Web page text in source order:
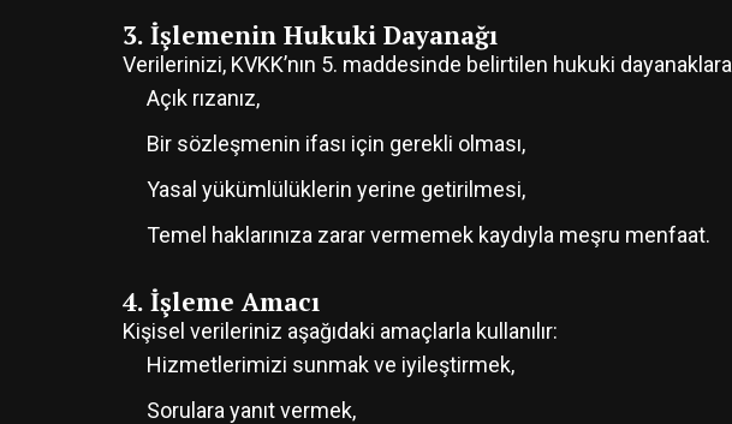
3. İşlemenin Hukuki Dayanağı
Verilerinizi, KVKK’nın 5. maddesinde belirtilen hukuki
Açık rızanız,
Bir sözleşmenin ifası için gerekli olması,
Yasal yükümlülüklerin yerine getirilmesi,
Temel haklarınıza zarar vermemek kaydıyla meşru menfaat.
4. İşleme Amacı
Kişisel verileriniz aşağıdaki amaçlarla kullanılır:
Hizmetlerimizi sunmak ve iyileştirmek,
Sorulara yanıt vermek,